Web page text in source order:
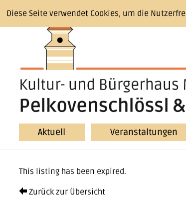
Aktuell Veranstaltungen
This listing has been expired.
Zurück zur Übersicht
Diese Seite verwendet Cookies, um die